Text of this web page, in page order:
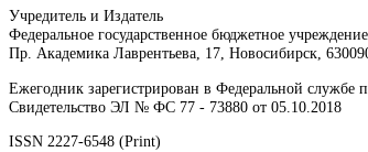
Учредитель и Издатель
Федеральное государственное бюджетное
Пр. Академика Лаврентьева, 17, Новосибирск,
Ежегодник зарегистрирован в Федеральной
Свидетельство ЭЛ № ФС 77 - 73880 от 05.10.2018
ISSN 2227-6548 (Print)